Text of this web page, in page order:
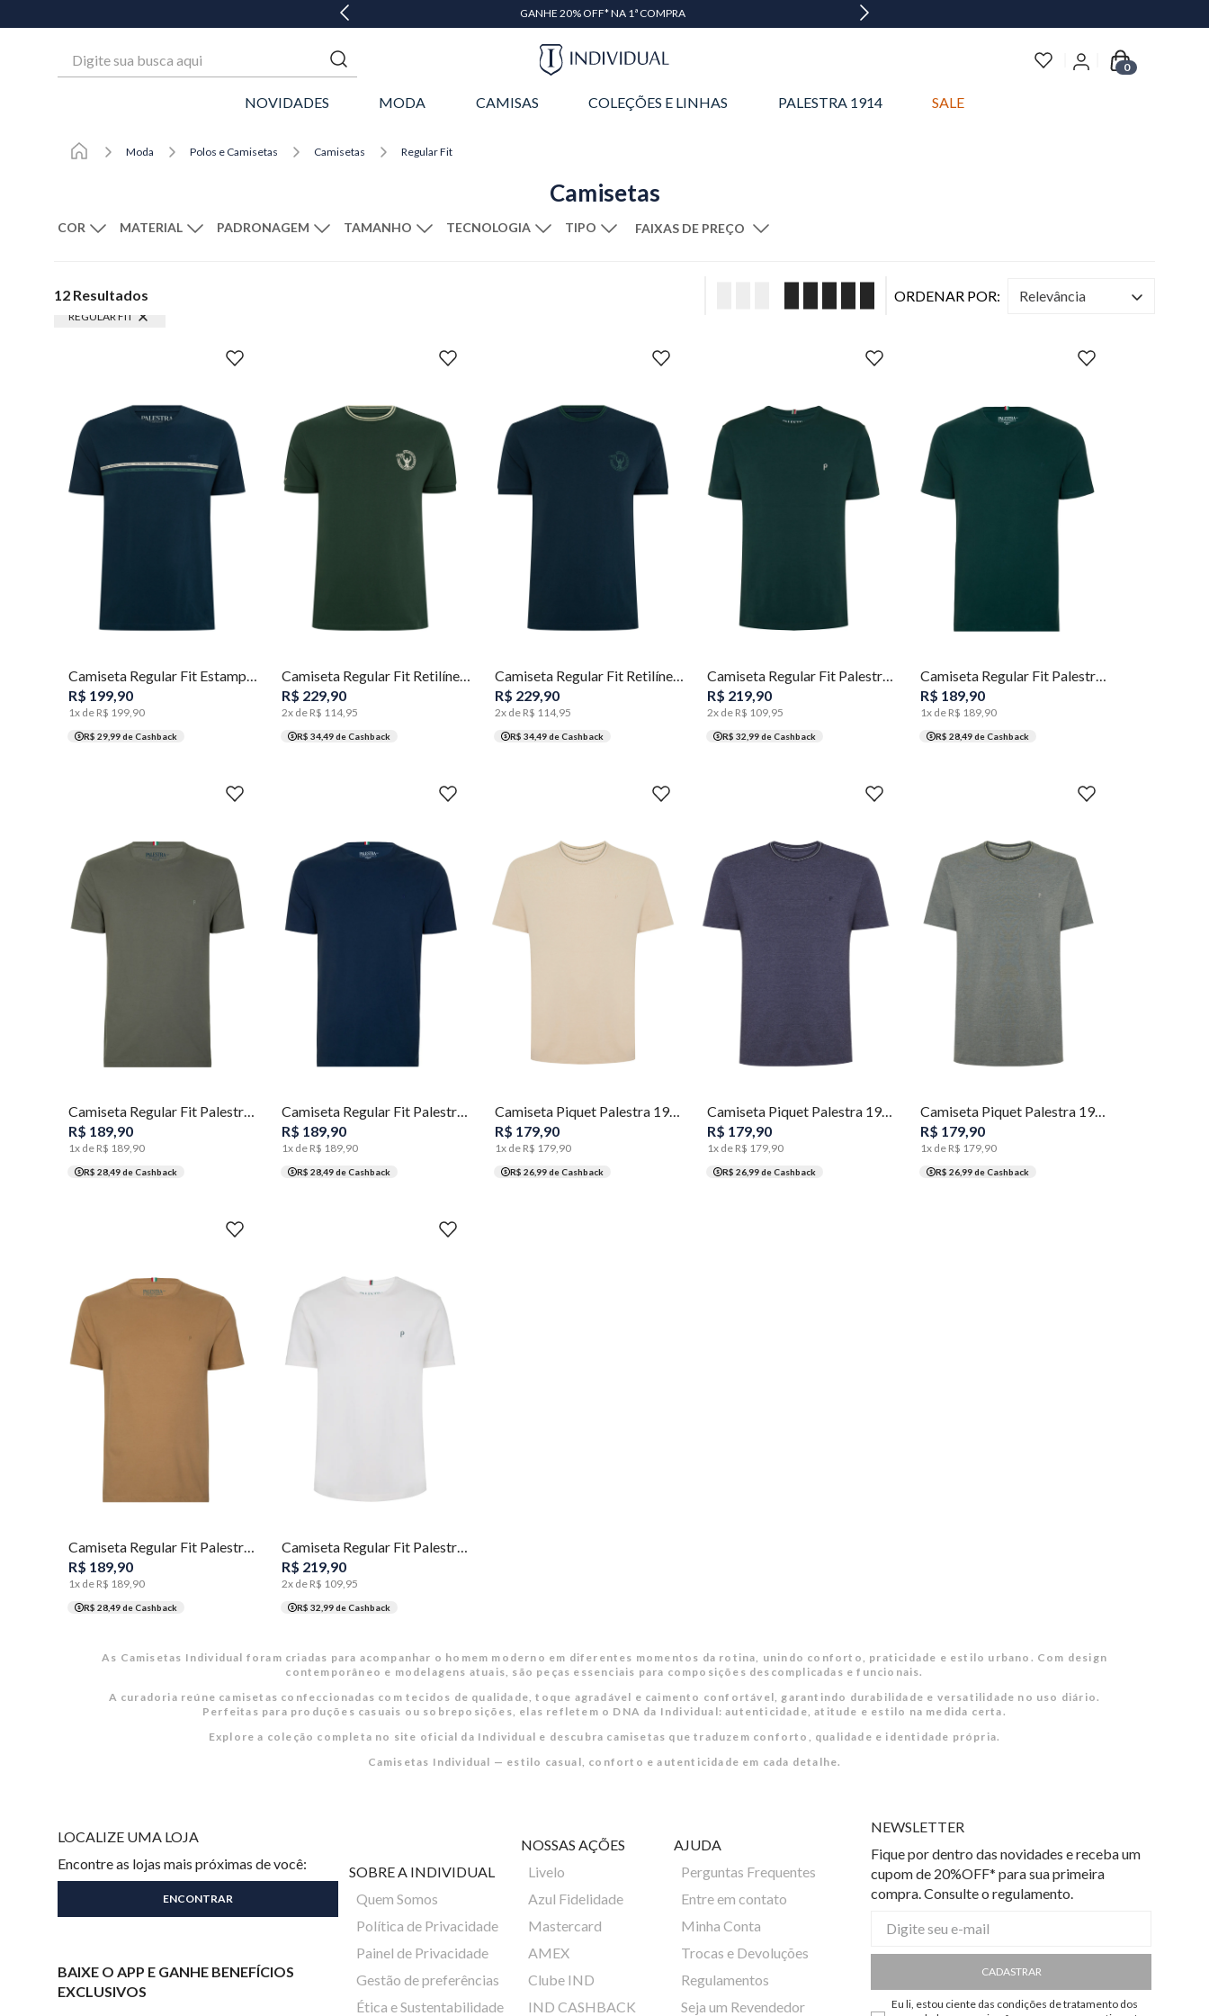
GANHE 20% OFF* NA 1ª COMPRA
0
NOVIDADES MODA CAMISAS COLEÇÕES E LINHAS PALESTRA 1914 SALE
Moda Polos e Camisetas Camisetas Regular Fit
Camisetas
REGULAR FIT
MATERIAL PADRONAGEM TECNOLOGIA TIPO FAIXAS DE PREÇO
12 Resultados relevância
P M G GG XGG
R$ 199 90
1x de R$ 199 90
R$ 29,99de Cashback
P M G GG XGG
Camiseta Regular Fit Retilínea Estampa Masculina Individual
R$ 229, 90
2x de R$ 114, 95
R$ 34,49de Cashback
P M G GG XGG
Camiseta Regular Fit Retilínea Estampa Masculina Individual
R$ 229, 90
2x de R$ 114, 95
R$ 34,49de Cashback
P M G GG XGG
R$ 219 90
2x de R$ 109 95
R$ 32,99de Cashback
P M G GG XGG
R$ 189 90
1x de R$ 189 90
R$ 28,49de Cashback
P M G GG XGG
R$ 189 90
1x de R$ 189 90
R$ 28,49de Cashback
P M G GG XGG
Camiseta Regular Fit Palestra 1914 Masculina Individual
R$ 189, 90
1x de R$ 189, 90
R$ 28,49de Cashback
M G GG XGG
Camiseta Piquet Palestra 1914 Masculina Individual
R$ 179, 90
1x de R$ 179, 90
R$ 26,99de Cashback
P M G GG XGG
Camiseta Piquet Palestra 1914 Masculina Individual
R$ 179 90
1x de R$ 179 90
R$ 26,99de Cashback
P M G GG XGG
Camiseta Piquet Palestra 1914 Masculina Individual
R$ 179 90
1x de R$ 179 90
R$ 26,99de Cashback
P M G GG XGG
R$ 189 90
1x de R$ 189 90
R$ 28,49de Cashback
M G GG XGG
Camiseta Regular Fit Palestra 1914 Masculina Individual
R$ 219, 90
2x de R$ 109, 95
R$ 32,99de Cashback
As Camisetas Individual foram criadas para acompanhar o homem moderno em diferentes momentos da rotina, unindo conforto, praticidade e estilo urbano. Com design
contemporâneo e modelagens atuais, são peças essenciais para composições descomplicadas e funcionais.
A curadoria reúne camisetas confeccionadas com tecidos de qualidade, toque agradável e caimento confortável, garantindo durabilidade e versatilidade no uso diário.
Perfeitas para produções casuais ou sobreposições, elas refletem o DNA da Individual: autenticidade, atitude e estilo na medida certa.
Explore a coleção completa no site oficial da Individual e descubra camisetas que traduzem conforto, qualidade e identidade própria.
Camisetas Individual — estilo casual, conforto e autenticidade em cada detalhe.
LOCALIZE UMA LOJA
Encontre as lojas mais próximas de você:
BAIXE O APP E GANHE BENEFÍCIOS
EXCLUSIVOS
SOBRE A INDIVIDUAL
Quem Somos
Política de Privacidade
Painel de Privacidade
Gestão de preferências
Ética e Sustentabilidade
NOSSAS AÇÕES
Livelo
Azul Fidelidade
Mastercard
AMEX
Clube IND
IND CASHBACK
AJUDA
Perguntas Frequentes
Entre em contato
Minha Conta
Trocas e Devoluções
Regulamentos
Seja um Revendedor
NEWSLETTER
Fique por dentro das novidades e receba um
cupom de 20%OFF* para sua primeira
compra. Consulte o regulamento.
CADASTRAR
Eu li, estou ciente das condições de tratamento dos